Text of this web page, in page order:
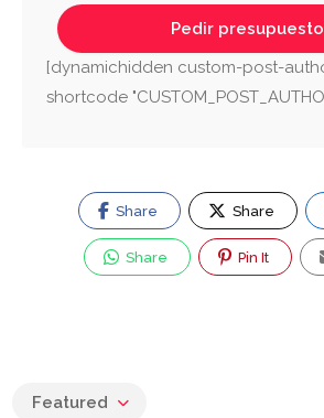
[dynamichidden custom-post-
shortcode
Share Share
Share Pin It
Featured